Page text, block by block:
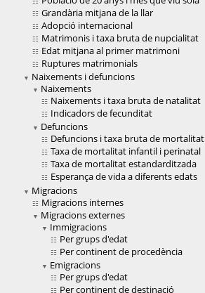
Grandària mitjana de la llar
Adopció internacional
Matrimonis i taxa bruta de nupcialitat
Edat mitjana al primer matrimoni
Ruptures matrimonials
Naixements i defuncions
Naixements
Naixements i taxa bruta de natalitat
Indicadors de fecunditat
Defuncions
Defuncions i taxa bruta de mortalitat
Taxa de mortalitat infantil i perinatal
Taxa de mortalitat estandarditzada
Esperança de vida a diferents edats
Migracions
Migracions internes
Migracions externes
Immigracions
Per grups d'edat
Per continent de procedència
Emigracions
Per grups d'edat
Per continent de destinació